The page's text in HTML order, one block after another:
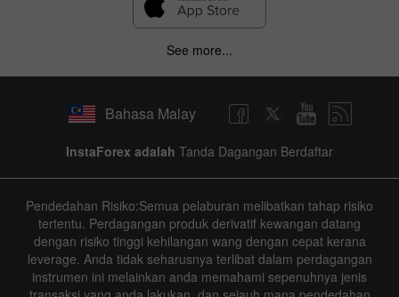
See more...
Bahasa Malay
InstaForex adalah Tanda Dagangan Berdaftar
Pendedahan Risiko:Semua pelaburan melibatkan tahap risiko
tertentu. Perdagangan produk derivatif kewangan datang
dengan risiko tinggi kehilangan wang dengan cepat kerana
leverage. Anda tidak seharusnya terlibat dalam perdagangan
instrumen ini melainkan anda memahami sepenuhnya jenis